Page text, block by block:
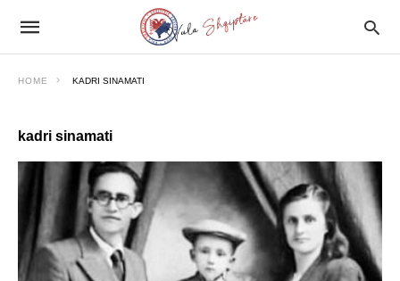
HOME KADRI SINAMATI
kadri sinamati